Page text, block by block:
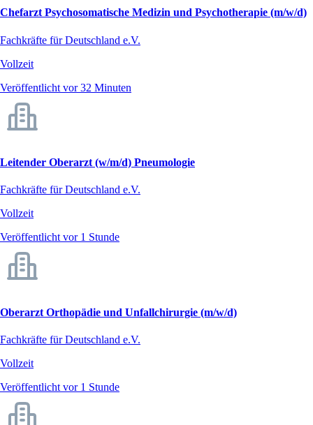
Chefarzt Psychosomatische Medizin und Psychotherapie (m/w/d)
Fachkräfte für Deutschland e.V.
Vollzeit
Veröffentlicht vor 32 Minuten
Leitender Oberarzt (w/m/d) Pneumologie
Fachkräfte für Deutschland e.V.
Vollzeit
Veröffentlicht vor 1 Stunde
Oberarzt Orthopädie und Unfallchirurgie (m/w/d)
Fachkräfte für Deutschland e.V.
Vollzeit
Veröffentlicht vor 1 Stunde